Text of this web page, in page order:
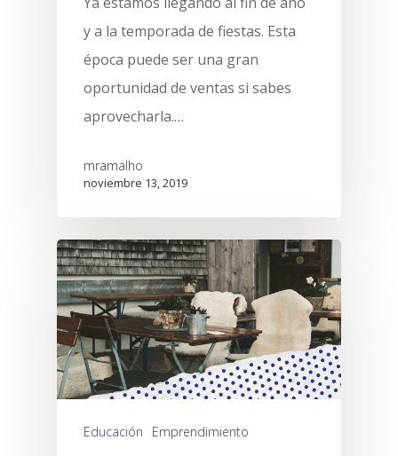
y a la temporada de fiestas. Esta
época puede ser una gran
oportunidad de ventas si sabes
aprovecharla.…
mramalho
noviembre 13, 2019
Educación Emprendimiento